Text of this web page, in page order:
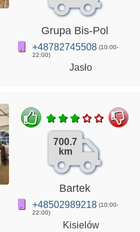
Grupa Bis-Pol
+48782745508 (10:00-
22:00)
Jasło
700.7
km
Bartek
+48502989218 (10:00-
22:00)
Kisielów